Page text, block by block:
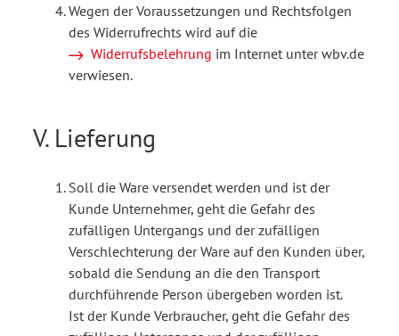
Wegen der Voraussetzungen und Rechtsfolgen
des Widerrufrechts wird auf die
Widerrufsbelehrung im Internet unter wbv.de
verwiesen.
V. Lieferung
Soll die Ware versendet werden und ist der
Kunde Unternehmer, geht die Gefahr des
zufälligen Untergangs und der zufälligen
Verschlechterung der Ware auf den Kunden über,
sobald die Sendung an die den Transport
durchführende Person übergeben worden ist.
Ist der Kunde Verbraucher, geht die Gefahr des